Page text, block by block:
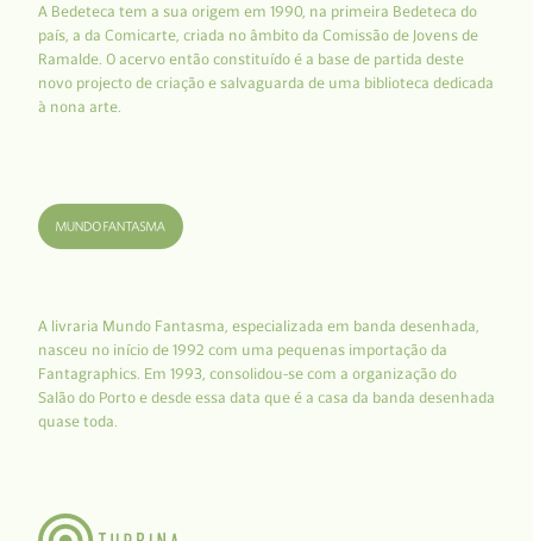
A Bedeteca tem a sua origem em 1990, na primeira Bedeteca do
país, a da Comicarte, criada no âmbito da Comissão de Jovens de
Ramalde. O acervo então constituído é a base de partida deste
novo projecto de criação e salvaguarda de uma biblioteca dedicada
à nona arte.
A livraria Mundo Fantasma, especializada em banda desenhada,
nasceu no início de 1992 com uma pequenas importação da
Fantagraphics. Em 1993, consolidou-se com a organização do
Salão do Porto e desde essa data que é a casa da banda desenhada
quase toda.